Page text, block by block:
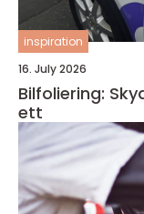
inspiration
16. July 2026
Bilfoliering:
ett